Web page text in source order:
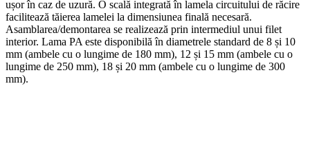
ușor în caz de uzură. O scală integrată în lamela circuitului de răcire
facilitează tăierea lamelei la dimensiunea finală necesară.
Asamblarea/demontarea se realizează prin intermediul unui filet
interior. Lama PA este disponibilă în diametrele standard de 8 și 10
mm (ambele cu o lungime de 180 mm), 12 și 15 mm (ambele cu o
lungime de 250 mm), 18 și 20 mm (ambele cu o lungime de 300
mm).